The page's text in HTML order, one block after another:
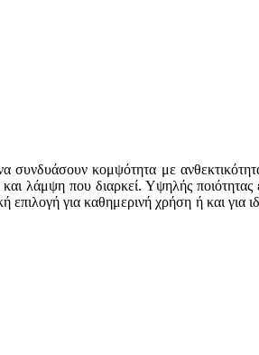
συνδυάσουν κομψότητα με
λάμψη που διαρκεί. Υψηλής
για καθημερινή χρήση ή και για